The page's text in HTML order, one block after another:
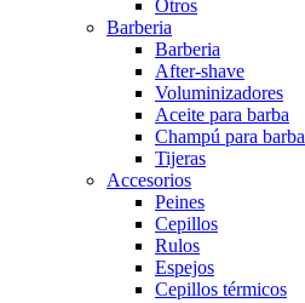
Otros
Barberia
Barberia
After-shave
Voluminizadores
Aceite para barba
Champú para barba
Tijeras
Accesorios
Peines
Cepillos
Rulos
Espejos
Cepillos térmicos